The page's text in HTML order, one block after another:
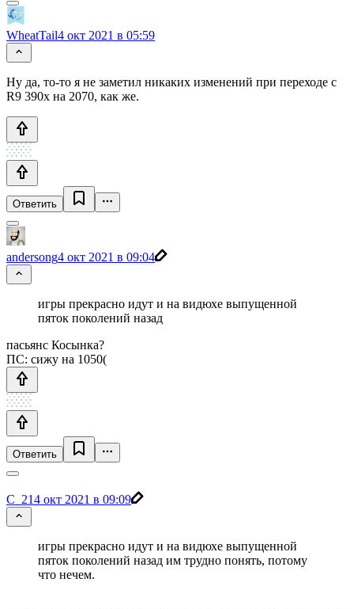
WheatTail4 окт 2021 в 05:59
Ну да, то-то я не заметил никаких изменений при переходе с
R9 390x на 2070, как же.
Ответить
andersong4 окт 2021 в 09:04
игры прекрасно идут и на видюхе выпущенной
пяток поколений назад
пасьянс Косынка?
ПС: сижу на 1050(
Ответить
C_214 окт 2021 в 09:09
игры прекрасно идут и на видюхе выпущенной
пяток поколений назад им трудно понять, потому
что нечем.